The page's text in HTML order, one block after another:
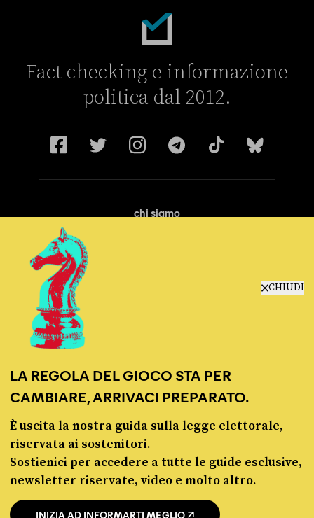
CHIUDI
LA REGOLA DEL GIOCO STA PER
CAMBIARE, ARRIVACI PREPARATO.
È uscita la nostra guida sulla legge elettorale,
riservata ai sostenitori.
Sostienici per accedere a tutte le guide esclusive,
newsletter riservate, video e molto altro.
INIZIA AD INFORMARTI MEGLIO
Fact-checking e informazione
politica dal 2012.
chi siamo
© Pagella Politica 2012 - 2026
Pagella Politica è una testata registrata presso il Tribunale di Milano, n. 55 del 8
marzo 2021. ISSN 2974-9387
Privacy policy Cookie policy